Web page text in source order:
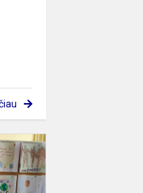
Tolerancijos
savaitė
Trakų